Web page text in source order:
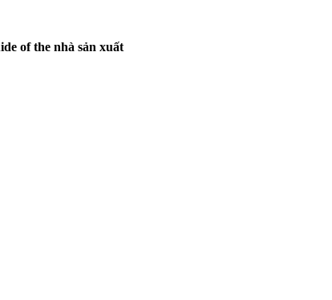
of the nhà sản xuất